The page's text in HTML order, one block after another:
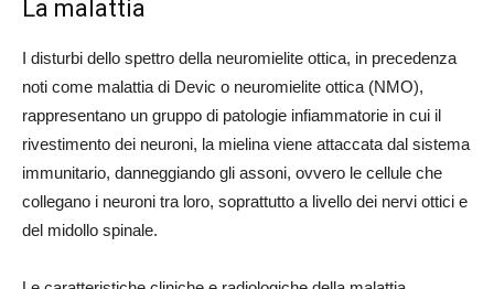
La malattia
I disturbi dello spettro della neuromielite ottica, in precedenza
noti come malattia di Devic o neuromielite ottica (NMO),
rappresentano un gruppo di patologie infiammatorie in cui il
rivestimento dei neuroni, la mielina viene attaccata dal sistema
immunitario, danneggiando gli assoni, ovvero le cellule che
collegano i neuroni tra loro, soprattutto a livello dei nervi ottici e
del midollo spinale.